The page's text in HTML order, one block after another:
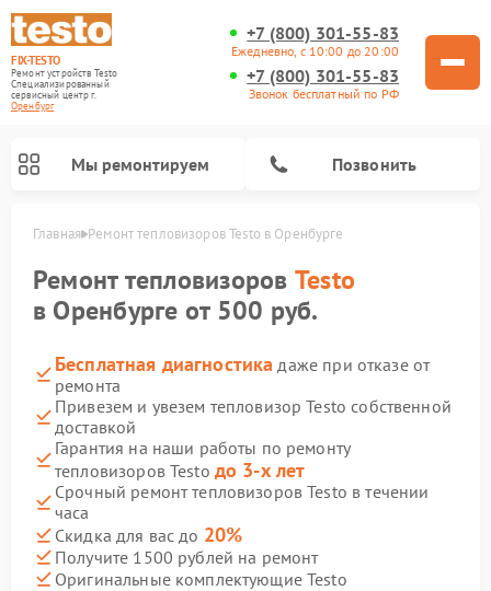
FIX-TESTO
Ремонт устройств Testo
Специализированный
cервисный центр г.
Оренбург
+7 (800) 301-55-83
Ежедневно, с 10:00 до 20:00
+7 (800) 301-55-83
Звонок бесплатный по РФ
Мы ремонтируем Позвонить
Главная Ремонт тепловизоров Testo в Оренбурге
Ремонт тепловизоров Testo
в Оренбурге от 500 руб.
Бесплатная диагностика даже при отказе от
ремонта
Привезем и увезем тепловизор Testo собственной
доставкой
Гарантия на наши работы по ремонту
тепловизоров Testo до 3-х лет
Срочный ремонт тепловизоров Testo в течении
часа
Скидка для вас до 20%
Получите 1500 рублей на ремонт
Оригинальные комплектующие Testo